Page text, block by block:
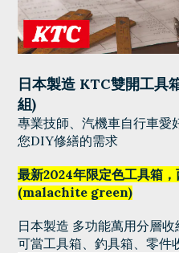
日本製造 KTC雙開工具
組)
專業技師、汽機車自行車愛
您DIY修繕的需求
最新2024年限定色工具箱
(malachite green)
日本製造 多功能萬用分層收
可當工具箱、釣具箱、零件